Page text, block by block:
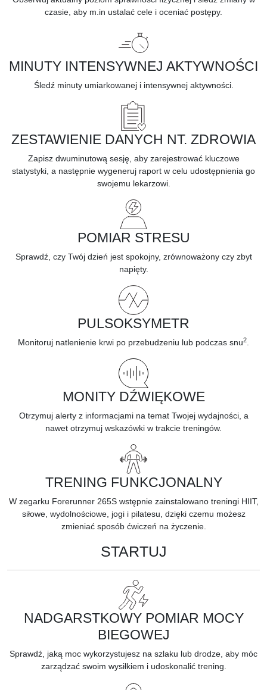
czasie, aby m.in ustalać cele i oceniać postępy.
MINUTY INTENSYWNEJ AKTYWNOŚCI
Śledź minuty umiarkowanej i intensywnej aktywności.
ZESTAWIENIE DANYCH NT. ZDROWIA
Zapisz dwuminutową sesję, aby zarejestrować kluczowe
statystyki, a następnie wygeneruj raport w celu udostępnienia go
swojemu lekarzowi.
POMIAR STRESU
Sprawdź, czy Twój dzień jest spokojny, zrównoważony czy zbyt
napięty.
PULSOKSYMETR
Monitoruj natlenienie krwi po przebudzeniu lub podczas snu2
MONITY DŹWIĘKOWE
Otrzymuj alerty z informacjami na temat Twojej wydajności, a
nawet otrzymuj wskazówki w trakcie treningów.
TRENING FUNKCJONALNY
W zegarku Forerunner 265S wstępnie zainstalowano treningi HIIT,
siłowe, wydolnościowe, jogi i pilatesu, dzięki czemu możesz
zmieniać sposób ćwiczeń na życzenie.
STARTUJ
NADGARSTKOWY POMIAR MOCY
BIEGOWEJ
Sprawdź, jaką moc wykorzystujesz na szlaku lub drodze, aby móc
zarządzać swoim wysiłkiem i udoskonalić trening.